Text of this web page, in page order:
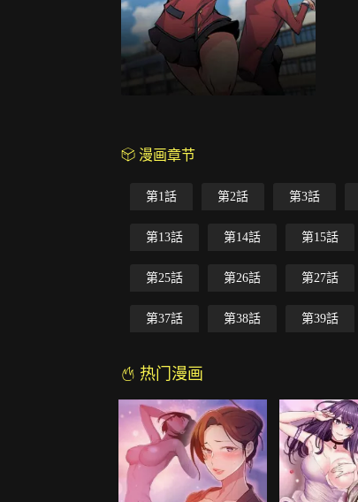
漫画章节
第1話 第2話 第3話
第13話 第14話 第15話
第25話 第26話 第27話
第37話 第38話 第39話
热门漫画